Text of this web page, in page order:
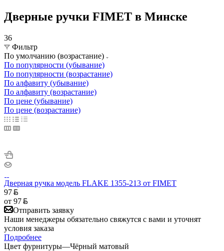
Дверные ручки FIMET в Минске
36
Фильтр
По умолчанию (возрастание)
По популярности (убывание)
По популярности (возрастание)
По алфавиту (убывание)
По алфавиту (возрастание)
По цене (убывание)
По цене (возрастание)
Дверная ручка модель FLAKE 1355-213 от FIMET
97
от 97
Отправить заявку
Наши менеджеры обязательно свяжутся с вами и уточнят
условия заказа
Подробнее
Цвет фурнитуры—Чёрный матовый